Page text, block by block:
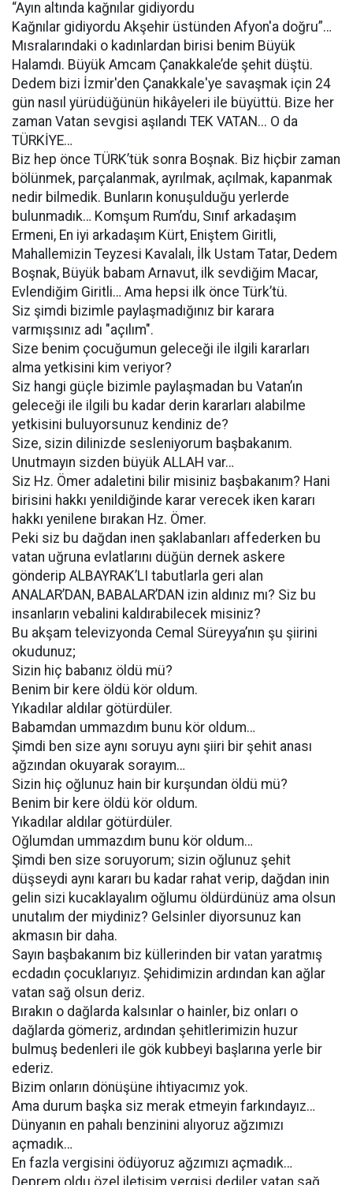
“Ayın altında kağnılar gidiyordu
Kağnılar gidiyordu Akşehir üstünden Afyon'a doğru”…
Mısralarındaki o kadınlardan birisi benim Büyük
Halamdı. Büyük Amcam Çanakkale’de şehit düştü.
Dedem bizi İzmir'den Çanakkale'ye savaşmak için 24
gün nasıl yürüdüğünün hikâyeleri ile büyüttü. Bize her
zaman Vatan sevgisi aşılandı TEK VATAN... O da
TÜRKİYE…
Biz hep önce TÜRK’tük sonra Boşnak. Biz hiçbir zaman
bölünmek, parçalanmak, ayrılmak, açılmak, kapanmak
nedir bilmedik. Bunların konuşulduğu yerlerde
bulunmadık… Komşum Rum’du, Sınıf arkadaşım
Ermeni, En iyi arkadaşım Kürt, Eniştem Giritli,
Mahallemizin Teyzesi Kavalalı, İlk Ustam Tatar, Dedem
Boşnak, Büyük babam Arnavut, ilk sevdiğim Macar,
Evlendiğim Giritli… Ama hepsi ilk önce Türk’tü.
Siz şimdi bizimle paylaşmadığınız bir karara
varmışsınız adı "açılım".
Size benim çocuğumun geleceği ile ilgili kararları
alma yetkisini kim veriyor?
Siz hangi güçle bizimle paylaşmadan bu Vatan’ın
geleceği ile ilgili bu kadar derin kararları alabilme
yetkisini buluyorsunuz kendiniz de?
Size, sizin dilinizde sesleniyorum başbakanım.
Unutmayın sizden büyük ALLAH var…
Siz Hz. Ömer adaletini bilir misiniz başbakanım? Hani
birisini hakkı yenildiğinde karar verecek iken kararı
hakkı yenilene bırakan Hz. Ömer.
Peki siz bu dağdan inen şaklabanları affederken bu
vatan uğruna evlatlarını düğün dernek askere
gönderip ALBAYRAK’LI tabutlarla geri alan
ANALAR’DAN, BABALAR’DAN izin aldınız mı? Siz bu
insanların vebalini kaldırabilecek misiniz?
Bu akşam televizyonda Cemal Süreyya’nın şu şiirini
okudunuz;
Sizin hiç babanız öldü mü?
Benim bir kere öldü kör oldum.
Yıkadılar aldılar götürdüler.
Babamdan ummazdım bunu kör oldum…
Şimdi ben size aynı soruyu aynı şiiri bir şehit anası
ağzından okuyarak sorayım…
Sizin hiç oğlunuz hain bir kurşundan öldü mü?
Benim bir kere öldü kör oldum.
Yıkadılar aldılar götürdüler.
Oğlumdan ummazdım bunu kör oldum…
Şimdi ben size soruyorum; sizin oğlunuz şehit
düşseydi aynı kararı bu kadar rahat verip, dağdan inin
gelin sizi kucaklayalım oğlumu öldürdünüz ama olsun
unutalım der miydiniz? Gelsinler diyorsunuz kan
akmasın bir daha.
Sayın başbakanım biz küllerinden bir vatan yaratmış
ecdadın çocuklarıyız. Şehidimizin ardından kan ağlar
vatan sağ olsun deriz.
Bırakın o dağlarda kalsınlar o hainler, biz onları o
dağlarda gömeriz, ardından şehitlerimizin huzur
bulmuş bedenleri ile gök kubbeyi başlarına yerle bir
ederiz.
Bizim onların dönüşüne ihtiyacımız yok.
Ama durum başka siz merak etmeyin farkındayız…
Dünyanın en pahalı benzinini alıyoruz ağzımızı
açmadık…
En fazla vergisini ödüyoruz ağzımızı açmadık…
Deprem oldu özel iletişim vergisi dediler vatan sağ